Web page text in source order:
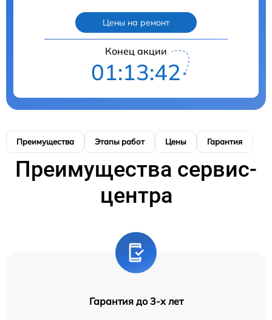
Цены на ремонт
Конец акции
01:13:41
Преимущества Этапы работ Цены Гарантия
Преимущества сервис-
центра
Гарантия до 3-х лет